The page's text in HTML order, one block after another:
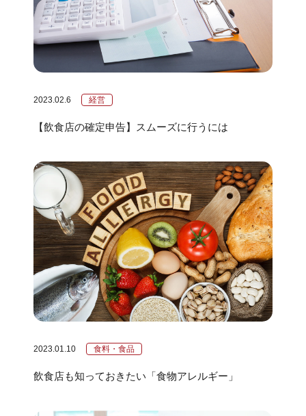
2023.02.6 経営
【飲食店の確定申告】スムーズに行うには
2023.01.10 食料・食品
飲食店も知っておきたい「食物アレルギー」